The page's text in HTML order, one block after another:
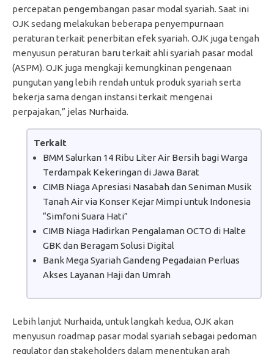
percepatan pengembangan pasar modal syariah. Saat ini
OJK sedang melakukan beberapa penyempurnaan
peraturan terkait penerbitan efek syariah. OJK juga tengah
menyusun peraturan baru terkait ahli syariah pasar modal
(ASPM). OJK juga mengkaji kemungkinan pengenaan
pungutan yang lebih rendah untuk produk syariah serta
bekerja sama dengan instansi terkait mengenai
perpajakan,” jelas Nurhaida.
Terkait
BMM Salurkan 14 Ribu Liter Air Bersih bagi Warga
Terdampak Kekeringan di Jawa Barat
CIMB Niaga Apresiasi Nasabah dan Seniman Musik
Tanah Air via Konser Kejar Mimpi untuk Indonesia
“Simfoni Suara Hati”
CIMB Niaga Hadirkan Pengalaman OCTO di Halte
GBK dan Beragam Solusi Digital
Bank Mega Syariah Gandeng Pegadaian Perluas
Akses Layanan Haji dan Umrah
Lebih lanjut Nurhaida, untuk langkah kedua, OJK akan
menyusun roadmap pasar modal syariah sebagai pedoman
regulator dan stakeholders dalam menentukan arah